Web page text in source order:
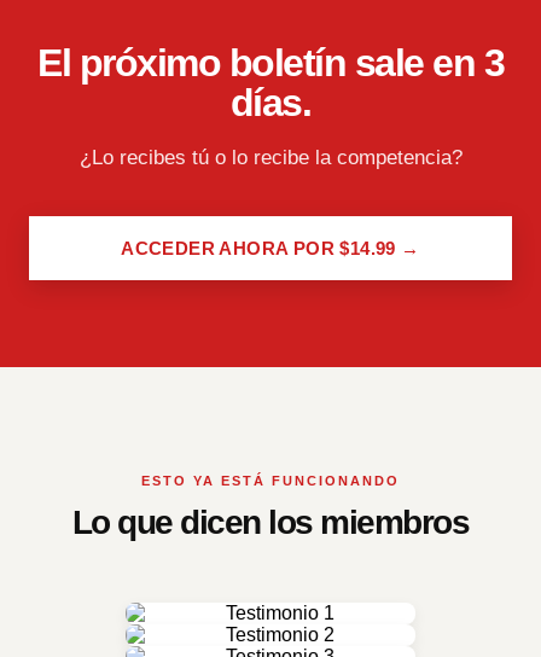
El próximo boletín sale en 3
días.
¿Lo recibes tú o lo recibe la competencia?
ACCEDER AHORA POR $14.99 →
ESTO YA ESTÁ FUNCIONANDO
Lo que dicen los miembros